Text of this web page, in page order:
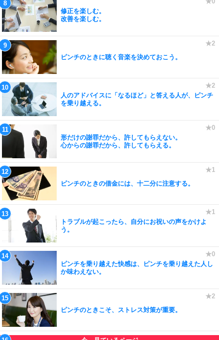
修正を楽しむ。
改善を楽しむ。
ピンチのときに聴く音楽を決めておこう。
人のアドバイスに「なるほど」と答える人が、ピンチ
を乗り越える。
形だけの謝罪だから、許してもらえない。
心からの謝罪だから、許してもらえる。
ピンチのときの借金には、十二分に注意する。
トラブルが起こったら、自分にお祝いの声をかけよ
う。
ピンチを乗り越えた快感は、ピンチを乗り越えた人し
か味わえない。
ピンチのときこそ、ストレス対策が重要。